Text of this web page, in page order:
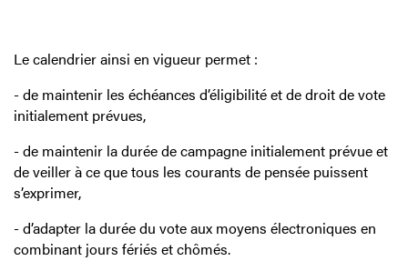
Le calendrier ainsi en vigueur permet :
- de maintenir les échéances d’éligibilité et de droit de vote
initialement prévues,
- de maintenir la durée de campagne initialement prévue et
de veiller à ce que tous les courants de pensée puissent
s’exprimer,
- d’adapter la durée du vote aux moyens électroniques en
combinant jours fériés et chômés.